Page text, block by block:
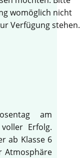
am
Erfolg.
ab Klasse 6
Atmosphäre
womöglich nicht
Verfügung stehen.